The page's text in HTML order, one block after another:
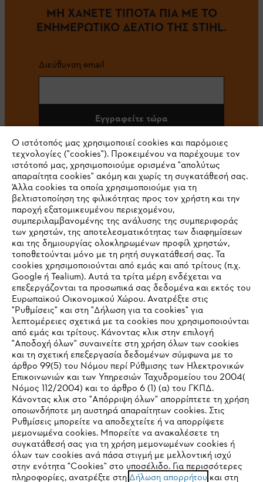
ΜΗ ΧΑΝΕΤΕ ΤΙΠΟΤΑ ΠΙΑ ΜΕ ΤΟ
ΕΝΗΜΕΡΩΤΙΚΟ ΔΕΛΤΙΟ ΤΗΣ STIHL.
Διεύθυνση email
Εγγραφείτε τώρα
#STIHL
Εταιρεία
STIHL Συχνές ερωτήσεις
Service
Πολιτική απορρήτου Νομικό κείμενο Cookies
Νομικές πληροφορίες
IHR BROWSER WIRD NICHT
UNTERSTÜTZT
Sie nutzen einen Browser, den wir noch nicht unterstützen. Für
eine optimale Nutzung unserer Seite empfehlen wir Ihnen, zu
einem der folgenden Browser zu wechseln:
Ο ιστότοπός μας χρησιμοποιεί cookies και παρόμοιες
τεχνολογίες ("cookies"). Προκειμένου να παρέχουμε τον
ιστότοπό μας, χρησιμοποιούμε ορισμένα "απολύτως
απαραίτητα cookies" ακόμη και χωρίς τη συγκατάθεσή σας.
Άλλα cookies τα οποία χρησιμοποιούμε για τη
βελτιστοποίηση της φιλικότητας προς τον χρήστη και την
παροχή εξατομικευμένου περιεχομένου,
συμπεριλαμβανομένης της ανάλυσης της συμπεριφοράς
των χρηστών, της αποτελεσματικότητας των διαφημίσεων
και της δημιουργίας ολοκληρωμένων προφίλ χρηστών,
τοποθετούνται μόνο με τη ρητή συγκατάθεσή σας. Τα
cookies χρησιμοποιούνται από εμάς και από τρίτους (π.χ.
Google ή Tealium). Αυτά τα τρίτα μέρη ενδέχεται να
επεξεργάζονται τα προσωπικά σας δεδομένα και εκτός του
Ευρωπαϊκού Οικονομικού Χώρου. Ανατρέξτε στις
"Ρυθμίσεις" και στη "Δήλωση για τα cookies" για
λεπτομέρειες σχετικά με τα cookies που χρησιμοποιούνται
από εμάς και τρίτους. Κάνοντας κλικ στην επιλογή
"Αποδοχή όλων" συναινείτε στη χρήση όλων των cookies
και τη σχετική επεξεργασία δεδομένων σύμφωνα με το
άρθρο 99(5) του Νόμου περί Ρύθμισης των Ηλεκτρονικών
Επικοινωνιών και των Υπηρεσιών Ταχυδρομείου του 2004(
Νόμος 112/2004) και το άρθρο 6 (1) (α) του ΓΚΠΔ.
Κάνοντας κλικ στο "Απόρριψη όλων" απορρίπτετε τη χρήση
οποιωνδήποτε μη αυστηρά απαραίτητων cookies. Στις
Ρυθμίσεις μπορείτε να αποδεχτείτε ή να απορρίψετε
μεμονωμένα cookies. Μπορείτε να ανακαλέσετε τη
συγκατάθεσή σας για τη χρήση μεμονωμένων cookies ή
όλων των cookies ανά πάσα στιγμή με μελλοντική ισχύ
στην ενότητα "Cookies" στο υποσέλιδο. Για περισσότερες
πληροφορίες, ανατρέξτε στηΔήλωση απορρήτου και στη